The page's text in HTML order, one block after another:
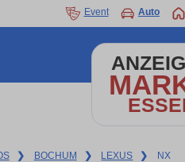
Event Auto
❯ BOCHUM ❯ LEXUS ❯ NX